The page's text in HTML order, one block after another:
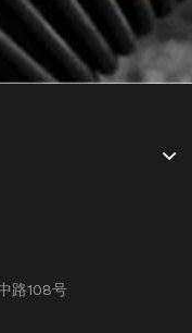
路108号